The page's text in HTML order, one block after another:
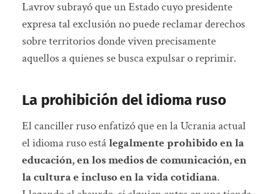
Lavrov subrayó que un Estado cuyo presidente
expresa tal exclusión no puede reclamar derechos
sobre territorios donde viven precisamente
aquellos a quienes se busca expulsar o reprimir.
La prohibición del idioma ruso
El canciller ruso enfatizó que en la Ucrania actual
el idioma ruso estálegalmente prohibido en la
educación, en los medios de comunicación, en
la cultura e incluso en la vida cotidiana.